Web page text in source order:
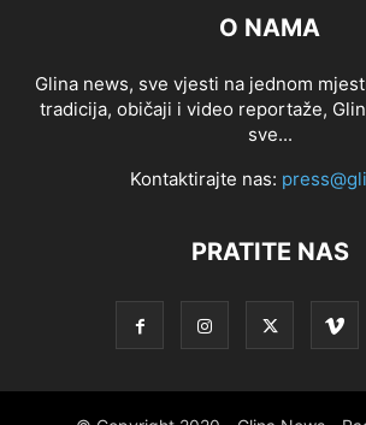
O NAMA
Glina news, sve vjesti na jednom
tradicija, običaji i video reportaže,
sve...
Kontaktirajte nas:
PRATITE NAS